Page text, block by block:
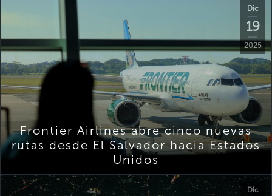
Dic
19
2025
Frontier Airlines abre cinco nuevas
rutas desde El Salvador hacia Estados
Unidos
Dic